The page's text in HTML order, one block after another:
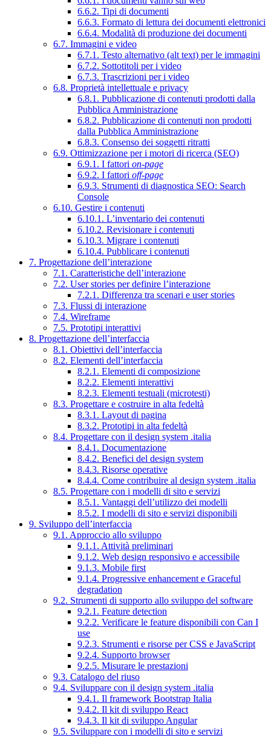
6.6.2. Tipi di documenti
6.6.3. Formato di lettura dei documenti elettronici
6.6.4. Modalità di produzione dei documenti
6.7. Immagini e video
6.7.1. Testo alternativo (alt text) per le immagini
6.7.2. Sottotitoli per i video
6.7.3. Trascrizioni per i video
6.8. Proprietà intellettuale e privacy
6.8.1. Pubblicazione di contenuti prodotti dalla
Pubblica Amministrazione
6.8.2. Pubblicazione di contenuti non prodotti
dalla Pubblica Amministrazione
6.8.3. Consenso dei soggetti ritratti
6.9. Ottimizzazione per i motori di ricerca (SEO)
6.9.1. I fattori on-page
6.9.2. I fattori off-page
6.9.3. Strumenti di diagnostica SEO: Search
Console
6.10. Gestire i contenuti
6.10.1. L’inventario dei contenuti
6.10.2. Revisionare i contenuti
6.10.3. Migrare i contenuti
6.10.4. Pubblicare i contenuti
7. Progettazione dell’interazione
7.1. Caratteristiche dell’interazione
7.2. User stories per definire l’interazione
7.2.1. Differenza tra scenari e user stories
7.3. Flussi di interazione
7.4. Wireframe
7.5. Prototipi interattivi
8. Progettazione dell’interfaccia
8.1. Obiettivi dell’interfaccia
8.2. Elementi dell’interfaccia
8.2.1. Elementi di composizione
8.2.2. Elementi interattivi
8.2.3. Elementi testuali (microtesti)
8.3. Progettare e costruire in alta fedeltà
8.3.1. Layout di pagina
8.3.2. Prototipi in alta fedeltà
8.4. Progettare con il design system .italia
8.4.1. Documentazione
8.4.2. Benefici del design system
8.4.3. Risorse operative
8.4.4. Come contribuire al design system .italia
8.5. Progettare con i modelli di sito e servizi
8.5.1. Vantaggi dell’utilizzo dei modelli
8.5.2. I modelli di sito e servizi disponibili
9. Sviluppo dell’interfaccia
9.1. Approccio allo sviluppo
9.1.1. Attività preliminari
9.1.2. Web design responsivo e accessibile
9.1.3. Mobile first
9.1.4. Progressive enhancement e Graceful
degradation
9.2. Strumenti di supporto allo sviluppo del software
9.2.1. Feature detection
9.2.2. Verificare le feature disponibili con Can I
use
9.2.3. Strumenti e risorse per CSS e JavaScript
9.2.4. Supporto browser
9.2.5. Misurare le prestazioni
9.3. Catalogo del riuso
9.4. Sviluppare con il design system .italia
9.4.1. Il framework Bootstrap Italia
9.4.2. Il kit di sviluppo React
9.4.3. Il kit di sviluppo Angular
9.5. Sviluppare con i modelli di sito e servizi